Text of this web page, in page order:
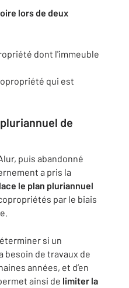
lors de deux
dont l'immeuble
qui est
de
puis abandonné
a pris la
le plan pluriannuel
par le biais
si un
besoin de travaux de
années, et d’en
ainsi de limiter la